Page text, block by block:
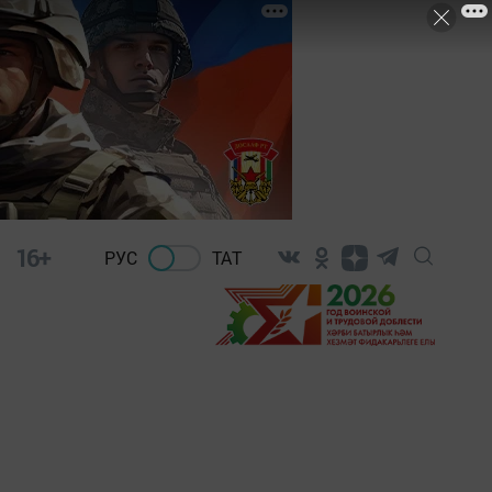
16+ РУС ТАТ